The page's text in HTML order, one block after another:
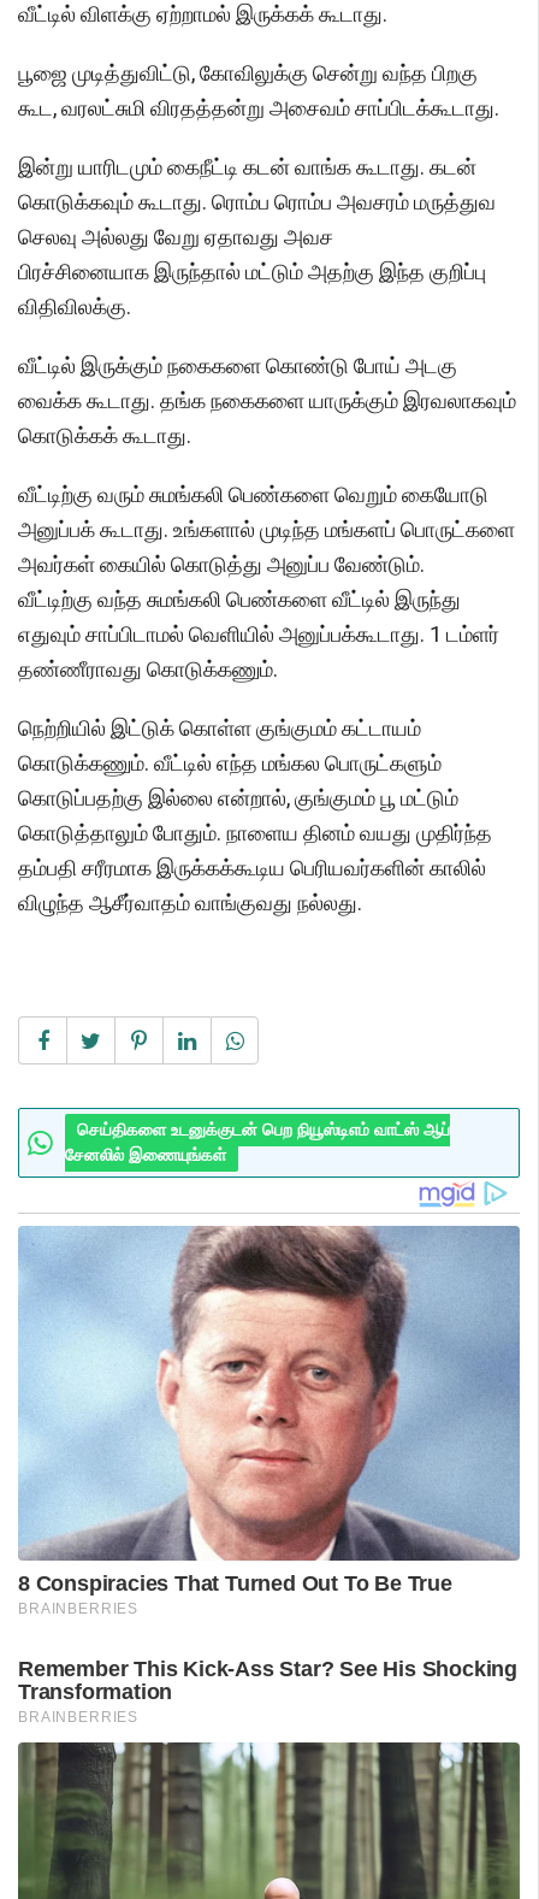
வீட்டில் விளக்கு ஏற்றாமல் இருக்கக் கூடாது.
பூஜை முடித்துவிட்டு, கோவிலுக்கு சென்று வந்த பிறகு
கூட, வரலட்சுமி விரதத்தன்று அசைவம் சாப்பிடக்கூடாது.
இன்று யாரிடமும் கைநீட்டி கடன் வாங்க கூடாது. கடன்
கொடுக்கவும் கூடாது. ரொம்ப ரொம்ப அவசரம் மருத்துவ
செலவு அல்லது வேறு ஏதாவது அவச
பிரச்சினையாக இருந்தால் மட்டும் அதற்கு இந்த குறிப்பு
விதிவிலக்கு.
வீட்டில் இருக்கும் நகைகளை கொண்டு போய் அடகு
வைக்க கூடாது. தங்க நகைகளை யாருக்கும் இரவலாகவும்
கொடுக்கக் கூடாது.
வீட்டிற்கு வரும் சுமங்கலி பெண்களை வெறும் கையோடு
அனுப்பக் கூடாது. உங்களால் முடிந்த மங்களப் பொருட்களை
அவர்கள் கையில் கொடுத்து அனுப்ப வேண்டும்.
வீட்டிற்கு வந்த சுமங்கலி பெண்களை வீட்டில் இருந்து
எதுவும் சாப்பிடாமல் வெளியில் அனுப்பக்கூடாது. 1 டம்ளர்
தண்ணீராவது கொடுக்கணும்.
நெற்றியில் இட்டுக் கொள்ள குங்குமம் கட்டாயம்
கொடுக்கணும். வீட்டில் எந்த மங்கல பொருட்களும்
கொடுப்பதற்கு இல்லை என்றால், குங்குமம் பூ மட்டும்
கொடுத்தாலும் போதும். நாளைய தினம் வயது முதிர்ந்த
தம்பதி சரீரமாக இருக்கக்கூடிய பெரியவர்களின் காலில்
விழுந்த ஆசீர்வாதம் வாங்குவது நல்லது.
செய்திகளை உடனுக்குடன் பெற நியூஸ்டிஎம் வாட்ஸ் ஆப்
சேனலில் இணையுங்கள்